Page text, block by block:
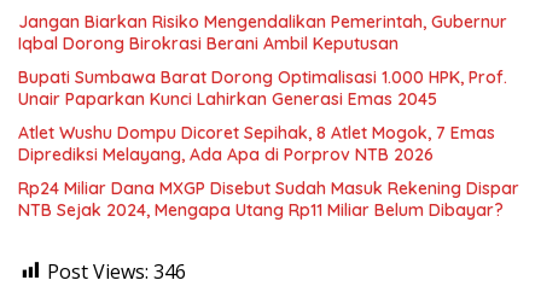
Jangan Biarkan Risiko Mengendalikan Pemerintah, Gubernur
Iqbal Dorong Birokrasi Berani Ambil Keputusan
Bupati Sumbawa Barat Dorong Optimalisasi 1.000 HPK, Prof.
Unair Paparkan Kunci Lahirkan Generasi Emas 2045
Atlet Wushu Dompu Dicoret Sepihak, 8 Atlet Mogok, 7 Emas
Diprediksi Melayang, Ada Apa di Porprov NTB 2026
Rp24 Miliar Dana MXGP Disebut Sudah Masuk Rekening Dispar
NTB Sejak 2024, Mengapa Utang Rp11 Miliar Belum Dibayar?
Post Views: 346